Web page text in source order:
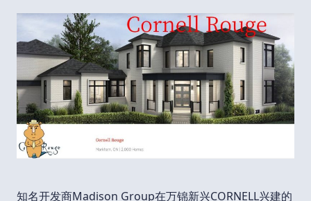
知名开发商Madison Group在万锦新兴CORNELL兴建的